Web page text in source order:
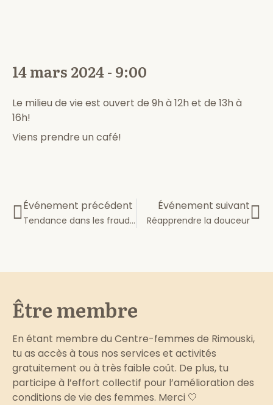
14 mars 2024 - 9:00
Le milieu de vie est ouvert de 9h à 12h et de 13h à
16h!
Viens prendre un café!
Événement précédent
Tendance dans les fraudes
Événement suivant
Réapprendre la douceur
Être membre
En étant membre du Centre-femmes de Rimouski,
tu as accès à tous nos services et activités
gratuitement ou à très faible coût. De plus, tu
participe à l’effort collectif pour l’amélioration des
conditions de vie des femmes. Merci 🤍